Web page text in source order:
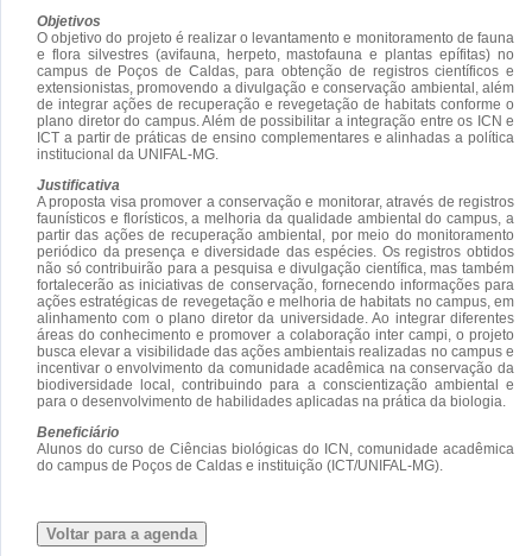
Objetivos
O objetivo do projeto é realizar o levantamento e monitoramento de fauna
e flora silvestres (avifauna, herpeto, mastofauna e plantas epífitas) no
campus de Poços de Caldas, para obtenção de registros científicos e
extensionistas, promovendo a divulgação e conservação ambiental, além
de integrar ações de recuperação e revegetação de habitats conforme o
plano diretor do campus. Além de possibilitar a integração entre os ICN e
ICT a partir de práticas de ensino complementares e alinhadas a política
institucional da UNIFAL-MG.
Justificativa
A proposta visa promover a conservação e monitorar, através de registros
faunísticos e florísticos, a melhoria da qualidade ambiental do campus, a
partir das ações de recuperação ambiental, por meio do monitoramento
periódico da presença e diversidade das espécies. Os registros obtidos
não só contribuirão para a pesquisa e divulgação científica, mas também
fortalecerão as iniciativas de conservação, fornecendo informações para
ações estratégicas de revegetação e melhoria de habitats no campus, em
alinhamento com o plano diretor da universidade. Ao integrar diferentes
áreas do conhecimento e promover a colaboração inter campi, o projeto
busca elevar a visibilidade das ações ambientais realizadas no campus e
incentivar o envolvimento da comunidade acadêmica na conservação da
biodiversidade local, contribuindo para a conscientização ambiental e
para o desenvolvimento de habilidades aplicadas na prática da biologia.
Beneficiário
Alunos do curso de Ciências biológicas do ICN, comunidade acadêmica
do campus de Poços de Caldas e instituição (ICT/UNIFAL-MG).
Voltar para a agenda